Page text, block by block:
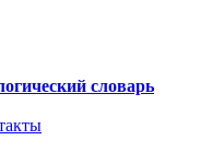
словарь